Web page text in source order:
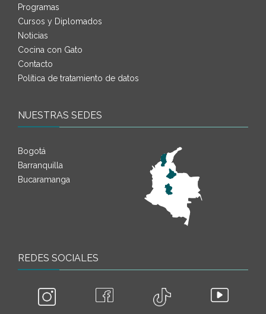
Programas
Cursos y Diplomados
Noticias
Cocina con Gato
Contacto
Política de tratamiento de datos
NUESTRAS SEDES
Bogotá
Barranquilla
Bucaramanga
REDES SOCIALES